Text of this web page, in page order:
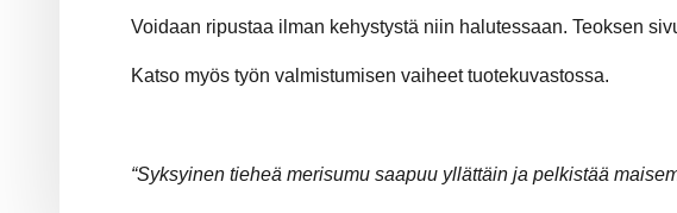
Voidaan ripustaa ilman kehystystä niin halutessaan. Teoksen
Katso myös työn valmistumisen vaiheet tuotekuvastossa.
“Syksyinen tieheä merisumu saapuu yllättäin ja pelkistää